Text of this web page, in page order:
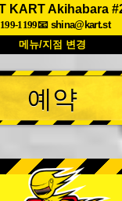
KART Akihabara
1199📧 shina@kart.st
메뉴/지점 변경
최상단
사양
예약
지점 변경
예약